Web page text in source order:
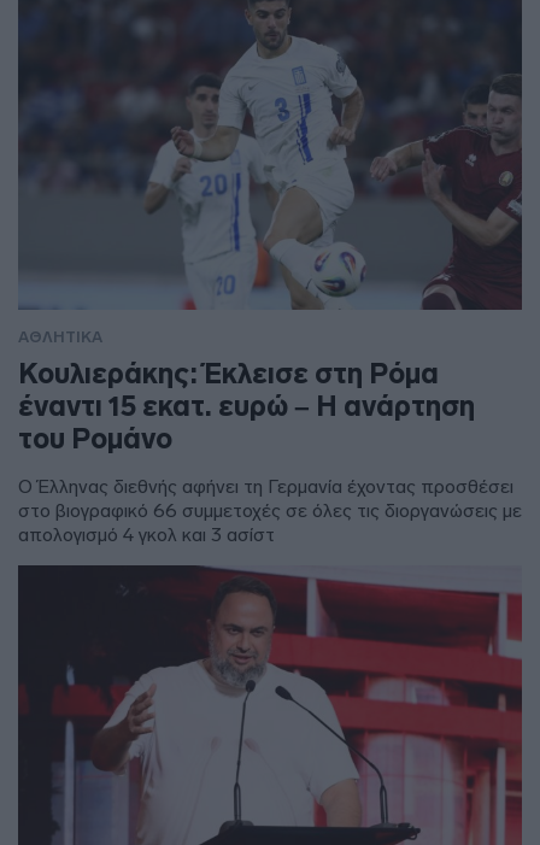
ΑΘΛΗΤΙΚΑ
Κουλιεράκης: Έκλεισε στη Ρόμα
έναντι 15 εκατ. ευρώ – Η ανάρτηση
του Ρομάνο
Ο Έλληνας διεθνής αφήνει τη Γερμανία έχοντας προσθέσει
στο βιογραφικό 66 συμμετοχές σε όλες τις διοργανώσεις με
απολογισμό 4 γκολ και 3 ασίστ